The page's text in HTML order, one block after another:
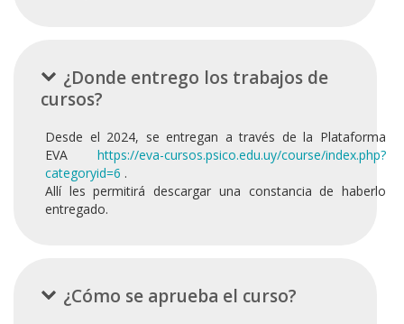
¿Donde entrego los trabajos de
cursos?
Desde el 2024, se entregan a través de la Plataforma
EVA https://eva-cursos.psico.edu.uy/course/index.php?
categoryid=6 .
Allí les permitirá descargar una constancia de haberlo
entregado.
¿Cómo se aprueba el curso?